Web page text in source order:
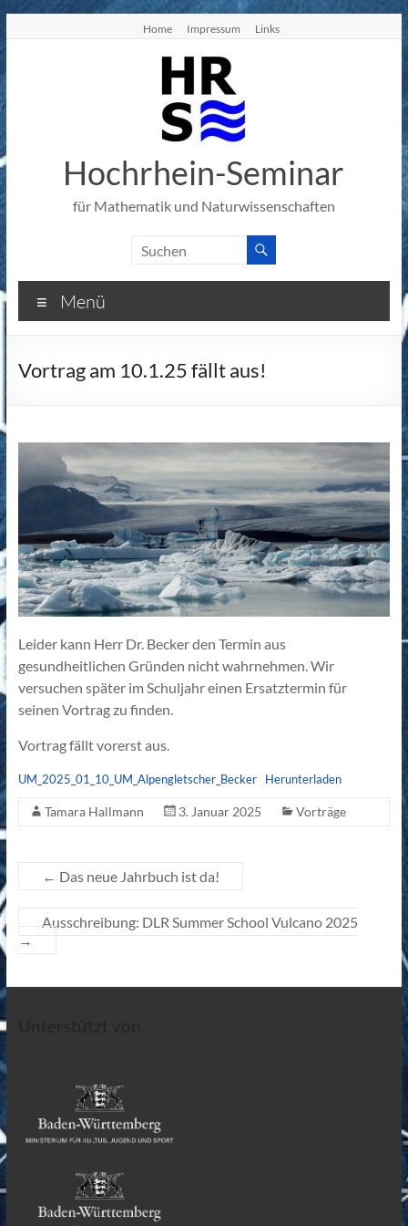
Home Impressum Links
Hochrhein-Seminar
für Mathematik und Naturwissenschaften
Menü
Vortrag am 10.1.25 fällt aus!
Leider kann Herr Dr. Becker den Termin aus
gesundheitlichen Gründen nicht wahrnehmen. Wir
versuchen später im Schuljahr einen Ersatztermin für
seinen Vortrag zu finden.
Vortrag fällt vorerst aus.
UM_2025_01_10_UM_Alpengletscher_Becker Herunterladen
Tamara Hallmann 3. Januar 2025 Vorträge
← Das neue Jahrbuch ist da!
Ausschreibung: DLR Summer School Vulcano 2025
→